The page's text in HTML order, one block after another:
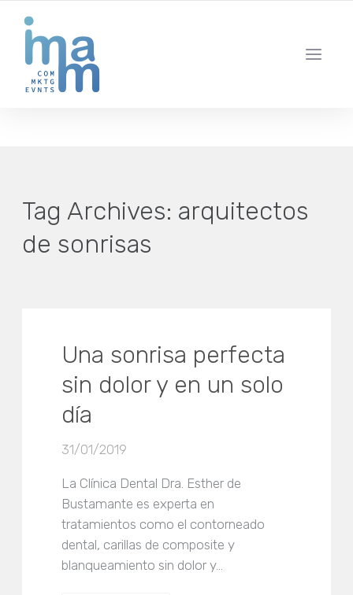
IBIZA · MADRID · BARCELONA
Tag Archives: arquitectos
de sonrisas
Una sonrisa perfecta
sin dolor y en un solo
día
31/01/2019
La Clínica Dental Dra. Esther de
Bustamante es experta en
tratamientos como el contorneado
dental, carillas de composite y
blanqueamiento sin dolor y…